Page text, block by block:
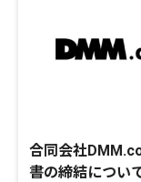
合同会社
書の締結につい